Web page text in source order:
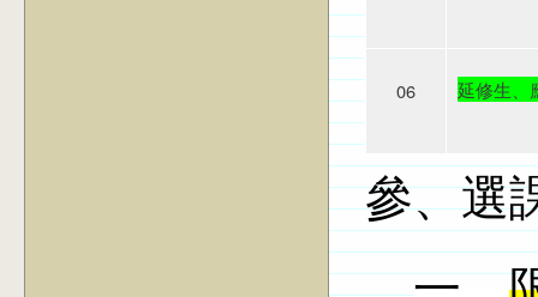
06 延修生、
參、選